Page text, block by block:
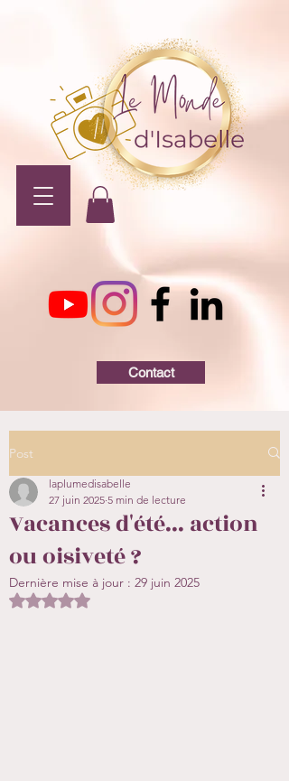
Contact
Post
Vacances d'été... action
ou oisiveté ?
laplumedisabelle
27 juin 2025 5 min de lecture
Dernière mise à jour : 29 juin 2025
Noté NaN étoiles sur 5.